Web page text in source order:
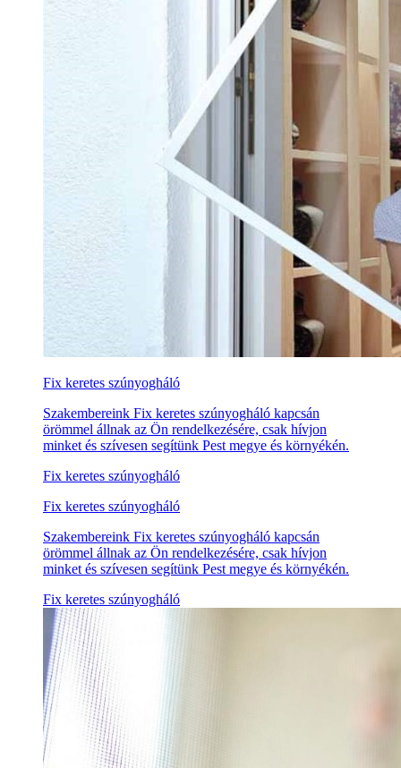
Fix keretes szúnyogháló
Szakembereink Fix keretes szúnyogháló kapcsán
örömmel állnak az Ön rendelkezésére, csak hívjon
minket és szívesen segítünk Pest megye és környékén.
Fix keretes szúnyogháló
Fix keretes szúnyogháló
Szakembereink Fix keretes szúnyogháló kapcsán
örömmel állnak az Ön rendelkezésére, csak hívjon
minket és szívesen segítünk Pest megye és környékén.
Fix keretes szúnyogháló